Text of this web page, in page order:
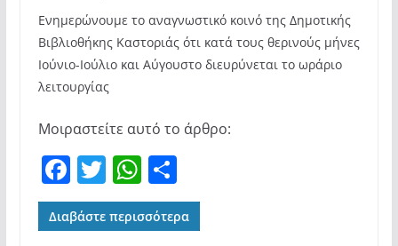
Ενημερώνουμε το αναγνωστικό κοινό της Δημοτικής
Βιβλιοθήκης Καστοριάς ότι κατά τους θερινούς μήνες
Ιούνιο-Ιούλιο και Αύγουστο διευρύνεται το ωράριο
λειτουργίας
Μοιραστείτε αυτό το άρθρο:
F
a
c
T
w
itt
W
h
at
Μ
οι
ρ
Διαβάστε περισσότερα